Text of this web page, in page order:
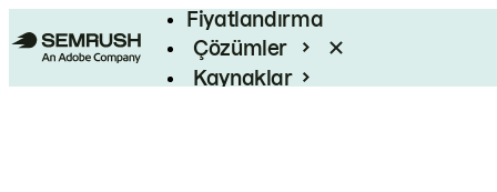
Fiyatlandırma
Çözümler
Kaynaklar